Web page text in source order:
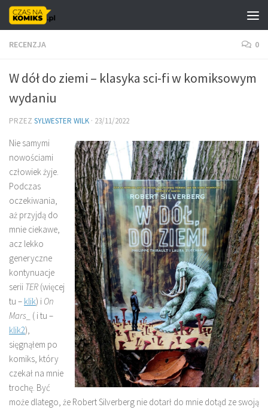
Skip to content
RECENZJA 0
W dół do ziemi – klasyka sci-fi w komiksowym
wydaniu
PRZEZ SYLWESTER WILK · 23/11/2022
Nie samymi
nowościami
człowiek żyje.
Podczas
oczekiwania,
aż przyjdą do
mnie ciekawe,
acz lekko
generyczne
kontynuacje
serii TER (więcej
tu – klik) i On
Mars_
( i tu –
klik2),
sięgnąłem po
komiks, który
czekał na mnie
trochę. Być
może dlatego, że Robert Silverberg nie dotarł do mnie dotąd ze swoją